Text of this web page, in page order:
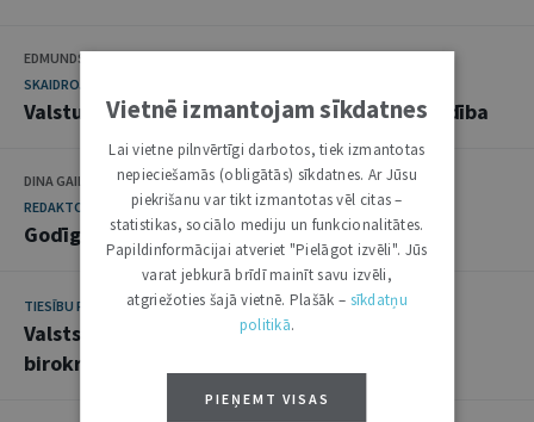
EDMUNDS BROKS
SKAIDROJUMI. VIEDOKĻI
Valstu nepārtrauktība un starptautiskā atbildība
DINA GAILĪTE
REDAKTORA SLEJA
Godīgi izrunāt pagātni
TIESĪBU POLITIKA
Valsts pārvaldē centīsies vēl vairāk mazināt
birokrātiju
Vietnē izmantojam sīkdatnes
Lai vietne pilnvērtīgi darbotos, tiek izmantotas
nepieciešamās (obligātās) sīkdatnes. Ar Jūsu
piekrišanu var tikt izmantotas vēl citas –
statistikas, sociālo mediju un funkcionalitātes.
Papildinformācijai atveriet "Pielāgot izvēli". Jūs
varat jebkurā brīdī mainīt savu izvēli,
atgriežoties šajā vietnē. Plašāk – sīkdatņu
politikā.
PIEŅEMT VISAS